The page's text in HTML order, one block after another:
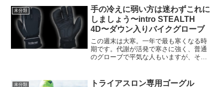
未分類
手の冷えに弱い方は迷わずこれに
しましょう〜intro STEALTH
4D〜ダウン入りバイクグローブ
この週末は大寒。一年で最も寒くなる時
期です。代謝が活発で寒さに強く、普通
のグローブで平気な人もいますが、そう
ウンを採用した真冬向けグローブです。
未分類
トライアスロン専用ゴーグル